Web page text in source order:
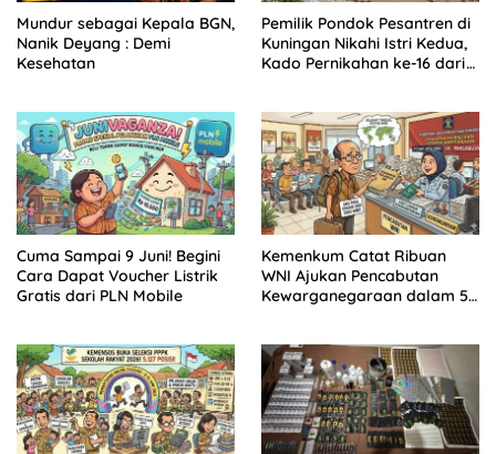
Mundur sebagai Kepala BGN,
Nanik Deyang : Demi
Kesehatan
Pemilik Pondok Pesantren di
Kuningan Nikahi Istri Kedua,
Kado Pernikahan ke-16 dari
Cuma Sampai 9 Juni! Begini
Cara Dapat Voucher Listrik
Gratis dari PLN Mobile
Kemenkum Catat Ribuan
WNI Ajukan Pencabutan
Kewarganegaraan dalam 5